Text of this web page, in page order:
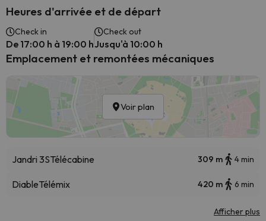
Heures d'arrivée et de départ
Check in
De 17:00 h à 19:00 h
Check out
Jusqu'à 10:00 h
Emplacement et remontées mécaniques
Voir plan
Jandri 3STélécabine 309 m 4 min
DiableTélémix 420 m 6 min
Afficher plus